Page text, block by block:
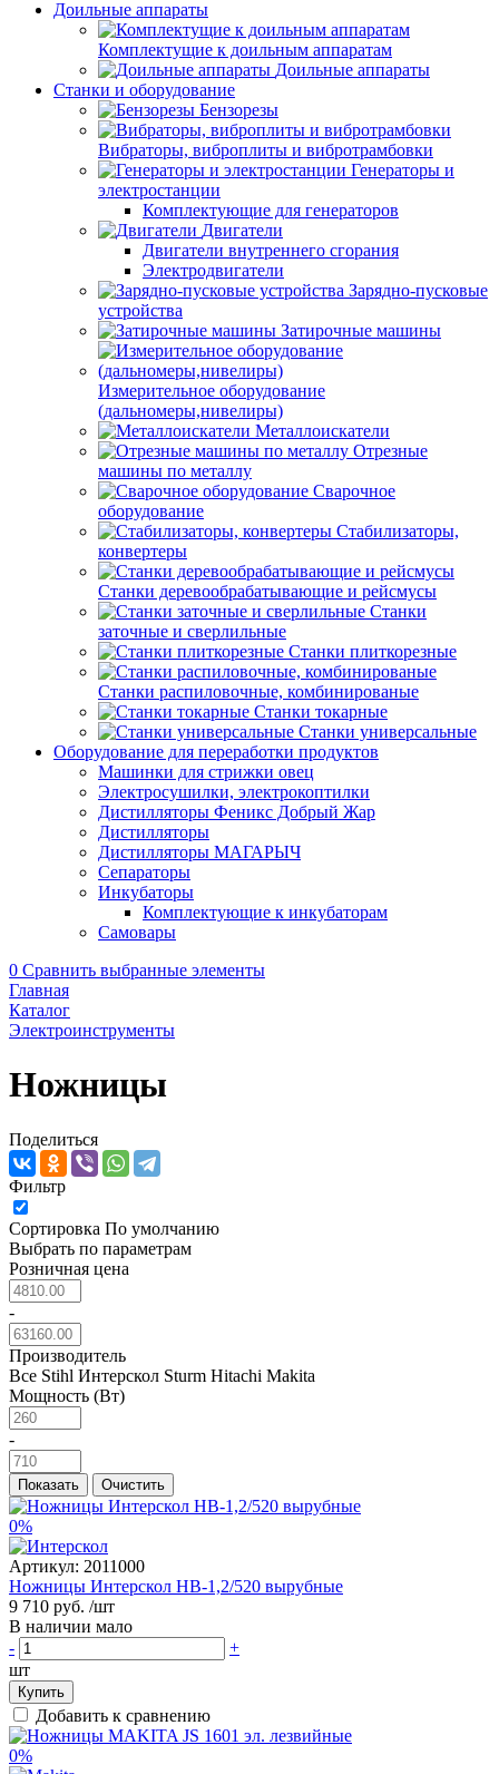
Доильные аппараты
Комплектущие к доильным аппаратам
Доильные аппараты
Станки и оборудование
Бензорезы
Вибраторы, виброплиты и вибротрамбовки
Генераторы и
электростанции
Комплектующие для генераторов
Двигатели
Двигатели внутреннего сгорания
Электродвигатели
Зарядно-пусковые
устройства
Затирочные машины
Измерительное оборудование
(дальномеры,нивелиры)
Металлоискатели
Отрезные
машины по металлу
Сварочное
оборудование
Стабилизаторы,
конвертеры
Станки деревообрабатывающие и рейсмусы
Станки
заточные и сверлильные
Станки плиткорезные
Станки распиловочные, комбинированые
Станки токарные
Станки универсальные
Оборудование для переработки продуктов
Машинки для стрижки овец
Электросушилки, электрокоптилки
Дистилляторы Феникс Добрый Жар
Дистилляторы
Дистилляторы МАГАРЫЧ
Сепараторы
Инкубаторы
Комплектующие к инкубаторам
Самовары
0 Сравнить выбранные элементы
Главная
Каталог
Электроинструменты
Ножницы
Поделиться
Фильтр
Сортировка По умолчанию
Выбрать по параметрам
Розничная цена
-
Производитель
Все Stihl Интерскол Sturm Hitachi Makita
Мощность (Вт)
-
Показать Очистить
0%
Артикул: 2011000
Ножницы Интерскол НВ-1,2/520 вырубные
9 710 руб. /шт
В наличии мало
-
+
шт
Купить
Добавить к сравнению
0%